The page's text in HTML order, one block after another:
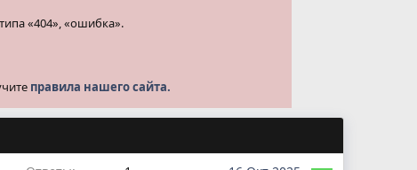
«404», «ошибка».
правила нашего сайта.